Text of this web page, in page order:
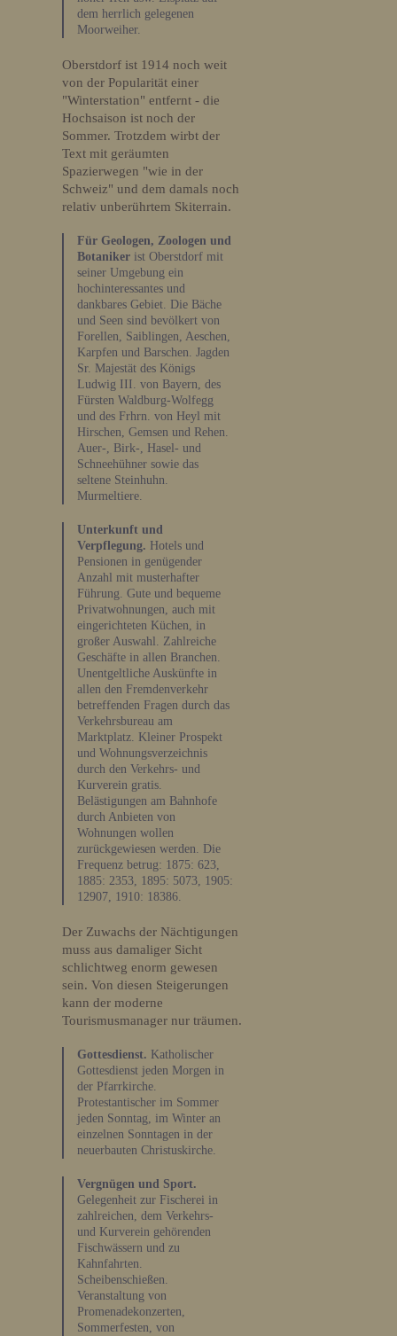
dem herrlich gelegenen
Moorweiher.
Oberstdorf ist 1914 noch weit
von der Popularität einer
"Winterstation" entfernt - die
Hochsaison ist noch der
Sommer. Trotzdem wirbt der
Text mit geräumten
Spazierwegen "wie in der
Schweiz" und dem damals noch
relativ unberührtem Skiterrain.
Für Geologen, Zoologen und
Botaniker ist Oberstdorf mit
seiner Umgebung ein
hochinteressantes und
dankbares Gebiet. Die Bäche
und Seen sind bevölkert von
Forellen, Saiblingen, Aeschen,
Karpfen und Barschen. Jagden
Sr. Majestät des Königs
Ludwig III. von Bayern, des
Fürsten Waldburg-Wolfegg
und des Frhrn. von Heyl mit
Hirschen, Gemsen und Rehen.
Auer-, Birk-, Hasel- und
Schneehühner sowie das
seltene Steinhuhn.
Murmeltiere.
Unterkunft und
Verpflegung. Hotels und
Pensionen in genügender
Anzahl mit musterhafter
Führung. Gute und bequeme
Privatwohnungen, auch mit
eingerichteten Küchen, in
großer Auswahl. Zahlreiche
Geschäfte in allen Branchen.
Unentgeltliche Auskünfte in
allen den Fremdenverkehr
betreffenden Fragen durch das
Verkehrsbureau am
Marktplatz. Kleiner Prospekt
und Wohnungsverzeichnis
durch den Verkehrs- und
Kurverein gratis.
Belästigungen am Bahnhofe
durch Anbieten von
Wohnungen wollen
zurückgewiesen werden. Die
Frequenz betrug: 1875: 623,
1885: 2353, 1895: 5073, 1905:
12907, 1910: 18386.
Der Zuwachs der Nächtigungen
muss aus damaliger Sicht
schlichtweg enorm gewesen
sein. Von diesen Steigerungen
kann der moderne
Tourismusmanager nur träumen.
Gottesdienst. Katholischer
Gottesdienst jeden Morgen in
der Pfarrkirche.
Protestantischer im Sommer
jeden Sonntag, im Winter an
einzelnen Sonntagen in der
neuerbauten Christuskirche.
Vergnügen und Sport.
Gelegenheit zur Fischerei in
zahlreichen, dem Verkehrs-
und Kurverein gehörenden
Fischwässern und zu
Kahnfahrten.
Scheibenschießen.
Veranstaltung von
Promenadekonzerten,
Sommerfesten, von